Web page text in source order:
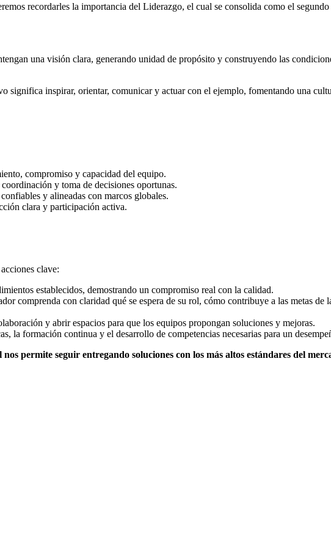
recordarles la importancia del Liderazgo, el cual se consolida como el
una visión clara, generando unidad de propósito y construyendo las
significa inspirar, orientar, comunicar y actuar con el ejemplo, fomentando una
compromiso y capacidad del equipo.
y toma de decisiones oportunas.
y alineadas con marcos globales.
clara y participación activa.
clave:
establecidos, demostrando un compromiso real con la calidad.
comprenda con claridad qué se espera de su rol, cómo contribuye a las metas de
y abrir espacios para que los equipos propongan soluciones y mejoras.
la formación continua y el desarrollo de competencias necesarias para un
permite seguir entregando soluciones con los más altos estándares del